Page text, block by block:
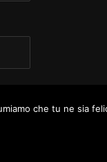
che tu ne sia